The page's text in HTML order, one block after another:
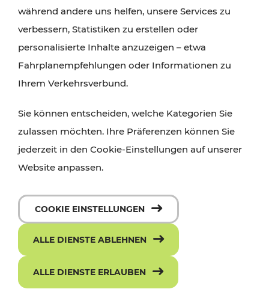
während andere uns helfen, unsere Services zu
verbessern, Statistiken zu erstellen oder
personalisierte Inhalte anzuzeigen – etwa
Fahrplanempfehlungen oder Informationen zu
Ihrem Verkehrsverbund.
Sie können entscheiden, welche Kategorien Sie
zulassen möchten. Ihre Präferenzen können Sie
jederzeit in den Cookie-Einstellungen auf unserer
Website anpassen.
COOKIE EINSTELLUNGEN
ALLE DIENSTE ABLEHNEN
ALLE DIENSTE ERLAUBEN